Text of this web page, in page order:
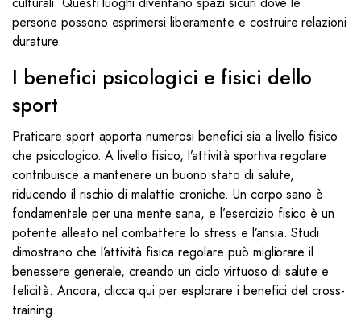
persone possono esprimersi liberamente e costruire relazioni
durature.
I benefici psicologici e fisici dello
sport
Praticare sport apporta numerosi benefici sia a livello fisico
che psicologico. A livello fisico, l’attività sportiva regolare
contribuisce a mantenere un buono stato di salute,
riducendo il rischio di malattie croniche. Un corpo sano è
fondamentale per una mente sana, e l’esercizio fisico è un
potente alleato nel combattere lo stress e l’ansia. Studi
dimostrano che l’attività fisica regolare può migliorare il
benessere generale, creando un ciclo virtuoso di salute e
felicità. Ancora, clicca qui per esplorare i benefici del cross-
training.